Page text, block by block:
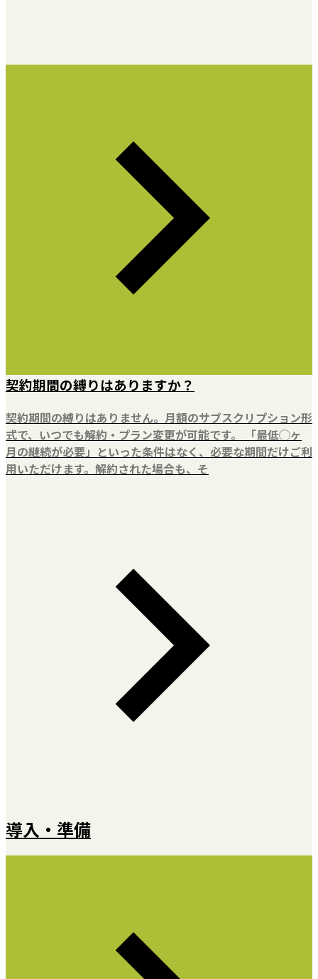
契約期間の縛りはありますか？
契約期間の縛りはありません。月額のサブスクリプション形
式で、いつでも解約・プラン変更が可能です。 「最低◯ヶ
月の継続が必要」といった条件はなく、必要な期間だけご利
用いただけます。解約された場合も、そ
導入・準備